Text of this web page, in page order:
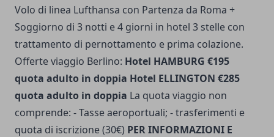
Volo di linea Lufthansa con Partenza da Roma +
Soggiorno di 3 notti e 4 giorni in hotel 3 stelle con
trattamento di pernottamento e prima colazione.
Offerte viaggio Berlino: Hotel HAMBURG €195
quota adulto in doppia Hotel ELLINGTON €285
quota adulto in doppia La quota viaggio non
comprende: - Tasse aeroportuali; - trasferimenti e
quota di iscrizione (30€) PER INFORMAZIONI E